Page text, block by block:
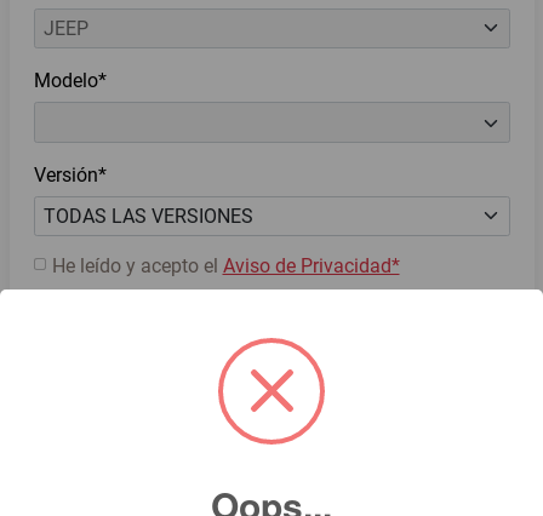
Modelo*
Versión*
He leído y acepto el Aviso de Privacidad*
Cotiza ahora
Oops...